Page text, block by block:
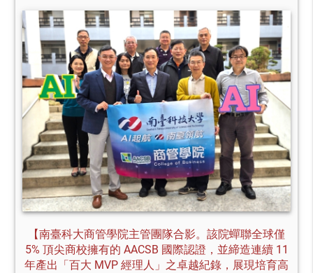
【南臺科大商管學院主管團隊合影。該院蟬聯全球僅
5% 頂尖商校擁有的 AACSB 國際認證，並締造連續 11
年產出「百大 MVP 經理人」之卓越紀錄，展現培育高